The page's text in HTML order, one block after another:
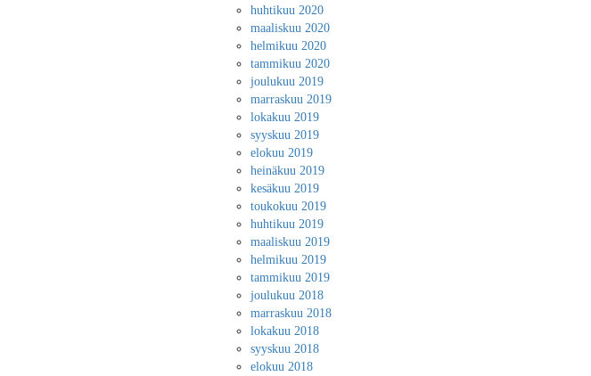
huhtikuu 2020
maaliskuu 2020
helmikuu 2020
tammikuu 2020
joulukuu 2019
marraskuu 2019
lokakuu 2019
syyskuu 2019
elokuu 2019
heinäkuu 2019
kesäkuu 2019
toukokuu 2019
huhtikuu 2019
maaliskuu 2019
helmikuu 2019
tammikuu 2019
joulukuu 2018
marraskuu 2018
lokakuu 2018
syyskuu 2018
elokuu 2018